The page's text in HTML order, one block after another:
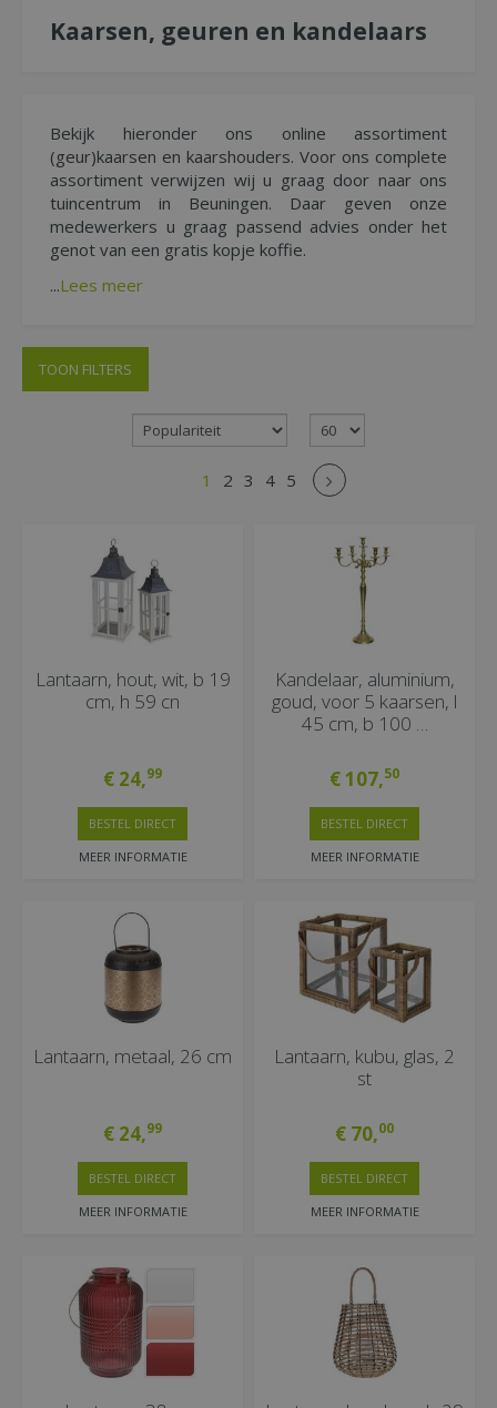
Kaarsen, geuren en kandelaars
Bekijk hieronder ons online assortiment
(geur)kaarsen en kaarshouders. Voor ons complete
assortiment verwijzen wij u graag door naar ons
tuincentrum in Beuningen. Daar geven onze
medewerkers u graag passend advies onder het
genot van een gratis kopje koffie.
...Lees meer
TOON FILTERS
1 2 3 4 5
Lantaarn, hout, wit, b 19
cm, h 59 cn
€ 24,99
MEER INFORMATIE
BESTEL DIRECT
Kandelaar, aluminium,
goud, voor 5 kaarsen, l
45 cm, b 100 …
€107,50
MEER INFORMATIE
BESTEL DIRECT
Lantaarn, metaal, 26 cm
€ 24,99
MEER INFORMATIE
BESTEL DIRECT
Lantaarn, kubu, glas, 2
st
€ 70,00
MEER INFORMATIE
BESTEL DIRECT